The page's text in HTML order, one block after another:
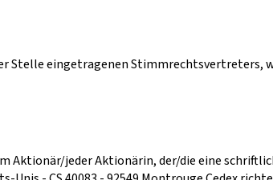
Stelle eingetragenen Stimmrechtsvertreters,
jeder Aktionärin, der/die eine